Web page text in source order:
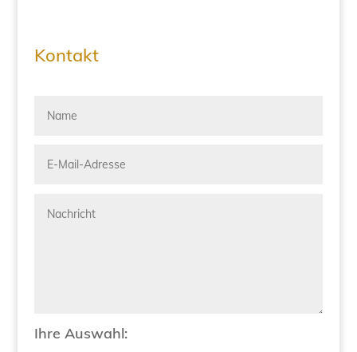
Kontakt
Ihre Auswahl: